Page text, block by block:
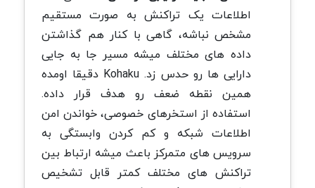
اطلاعات یک تراکنش به صورت مستقیم
مشخص نباشه، گاهی با کنار هم گذاشتن
داده های مختلف میشه مسیر جا به جایی
دارایی ها رو حدس زد. Kohaku دقیقا اومده
همین نقطه ضعف رو هدف قرار داده.
استفاده از استخرهای خصوصی، خواندن امن
اطلاعات شبکه و کم کردن وابستگی به
سرویس های متمرکز باعث میشه ارتباط بین
تراکنش های مختلف کمتر قابل تشخیص